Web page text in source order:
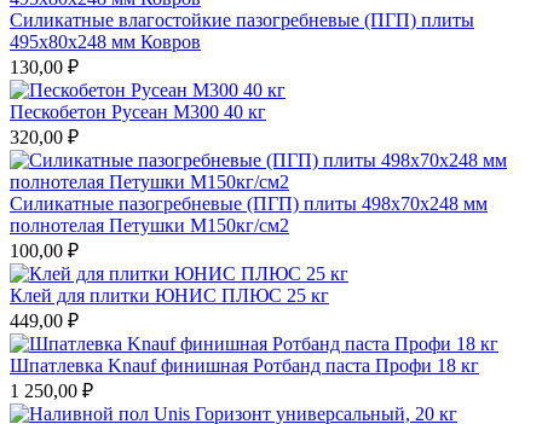
Силикатные влагостойкие пазогребневые (ПГП) плиты
495х80х248 мм Ковров
130,00 ₽
Пескобетон Русеан М300 40 кг
320,00 ₽
Силикатные пазогребневые (ПГП) плиты 498х70х248 мм
полнотелая Петушки М150кг/см2
100,00 ₽
Клей для плитки ЮНИС ПЛЮС 25 кг
449,00 ₽
Шпатлевка Knauf финишная Ротбанд паста Профи 18 кг
1 250,00 ₽